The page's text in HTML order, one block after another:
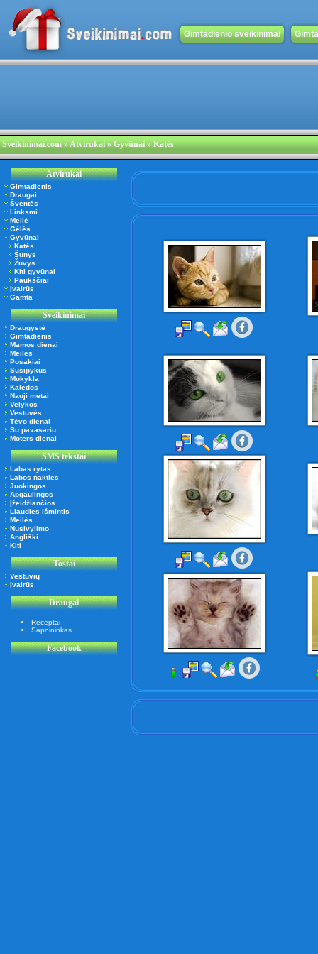
Gimtadienio sveikinimai
Sveikinimai.com»Atvirukai» Gyvūnai » Katės
Atvirukai
Gimtadienis
Draugai
Šventės
Linksmi
Meilė
Gėlės
Gyvūnai
Katės
Šunys
Žuvys
Kiti gyvūnai
Paukščiai
Įvairūs
Gamta
Sveikinimai
Draugystė
Gimtadienis
Mamos dienai
Meilės
Posakiai
Susipykus
Mokykla
Kalėdos
Nauji metai
Velykos
Vestuvės
Tėvo dienai
Su pavasariu
Moters dienai
SMS tekstai
Labas rytas
Labos nakties
Juokingos
Apgaulingos
Įžeidžiančios
Liaudies išmintis
Meilės
Nusivylimo
Angliški
Kiti
Tostai
Vestuvių
Įvairūs
Draugai
Receptai
Sapnininkas
Facebook